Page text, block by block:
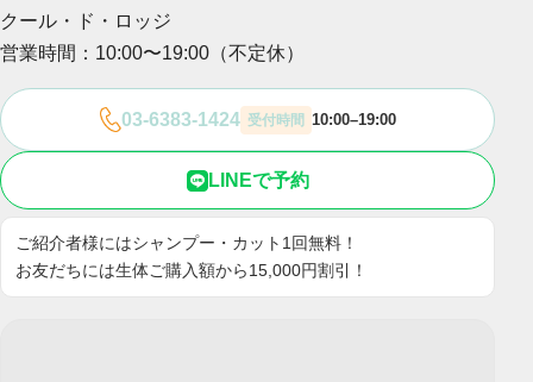
クール・ド・ロッジ
営業時間：10:00〜19:00（不定休）
03-6383-1424 受付時間 10:00–19:00
LINEで予約
ご紹介者様にはシャンプー・カット1回無料！
お友だちには生体ご購入額から15,000円割引！